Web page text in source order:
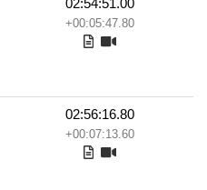
02:54:51.00
+00:05:47.80
02:56:16.80
+00:07:13.60